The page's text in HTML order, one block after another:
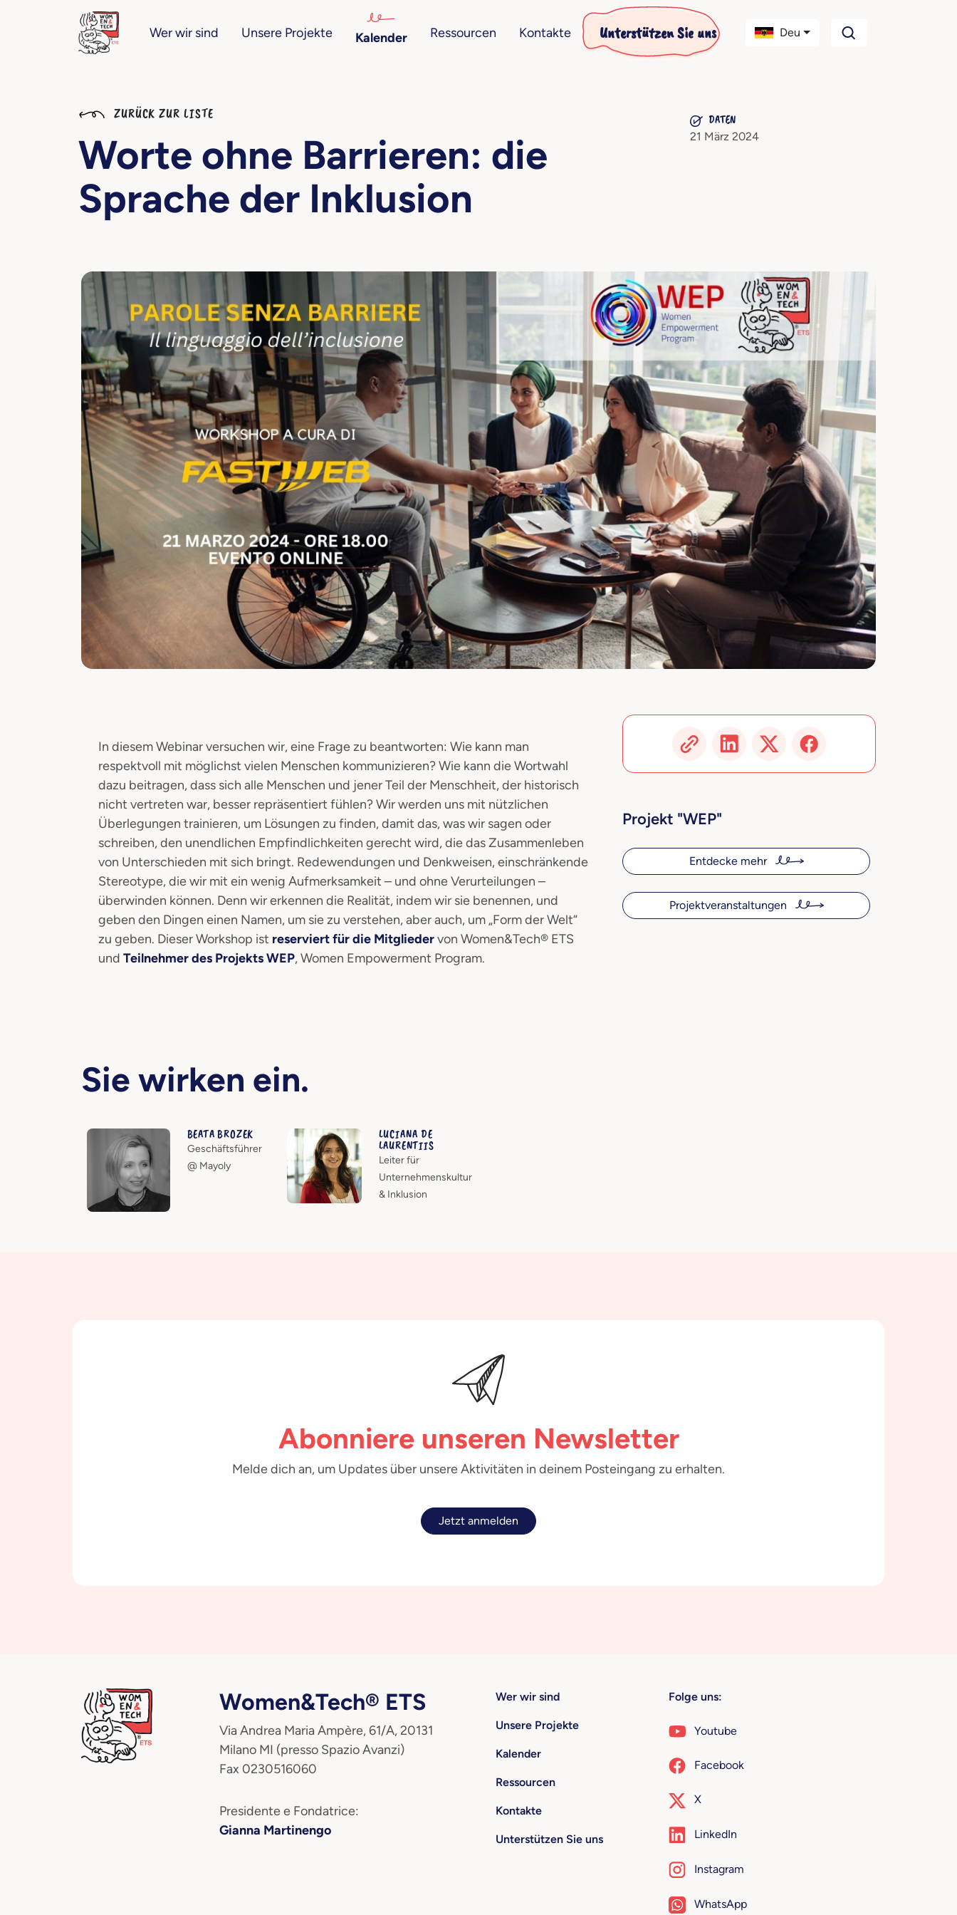
Wer wir sind Unsere Projekte Kalender Ressourcen Kontakte Unterstützen Sie uns Deu
ZURÜCK ZUR LISTE
Worte ohne Barrieren: die
Sprache der Inklusion
DATEN
21 März 2024
In diesem Webinar versuchen wir, eine Frage zu beantworten: Wie kann man
respektvoll mit möglichst vielen Menschen kommunizieren? Wie kann die Wortwahl
dazu beitragen, dass sich alle Menschen und jener Teil der Menschheit, der historisch
nicht vertreten war, besser repräsentiert fühlen? Wir werden uns mit nützlichen
Überlegungen trainieren, um Lösungen zu finden, damit das, was wir sagen oder
schreiben, den unendlichen Empfindlichkeiten gerecht wird, die das Zusammenleben
von Unterschieden mit sich bringt. Redewendungen und Denkweisen, einschränkende
Stereotype, die wir mit ein wenig Aufmerksamkeit – und ohne Verurteilungen –
überwinden können. Denn wir erkennen die Realität, indem wir sie benennen, und
geben den Dingen einen Namen, um sie zu verstehen, aber auch, um „Form der Welt“
zu geben. Dieser Workshop ist reserviertfür die Mitgliedervon Women&Tech® ETS
und Teilnehmer des Projekts WEP, Women Empowerment Program.
Projekt "WEP"
Entdecke mehr
Projektveranstaltungen
Sie wirken ein.
BEATA BROZEK
Geschäftsführer
@ Mayoly
LUCIANA DE
LAURENTIIS
Leiter für
Unternehmenskultur
& Inklusion
Abonniere unseren Newsletter
Melde dich an, um Updates über unsere Aktivitäten in deinem Posteingang zu erhalten.
Jetzt anmelden
Women&Tech® ETS
Via Andrea Maria Ampère, 61/A, 20131
Milano MI (presso Spazio Avanzi)
Fax 0230516060
Presidente e Fondatrice:
Gianna Martinengo
Wer wir sind
Unsere Projekte
Kalender
Ressourcen
Kontakte
Unterstützen Sie uns
Folge uns:
Youtube
Facebook
X
LinkedIn
Instagram
WhatsApp